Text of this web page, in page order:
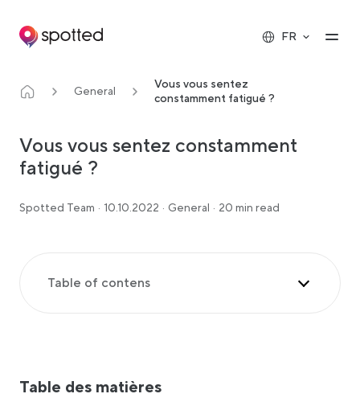
Main navigation
FR
General
Vous vous sentez
constamment fatigué ?
Vous vous sentez constamment
fatigué ?
Spotted Team · 10.10.2022 · General · 20 min read
Table of contens
privent d’énergie
Table des matières